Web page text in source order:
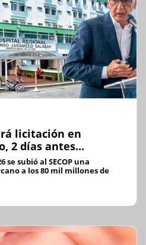
licitación en
2 días antes...
se subió al SECOP una
a los 80 mil millones de